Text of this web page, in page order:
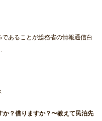
あることが総務省の情報通信白
か？借りますか？〜教えて民泊先